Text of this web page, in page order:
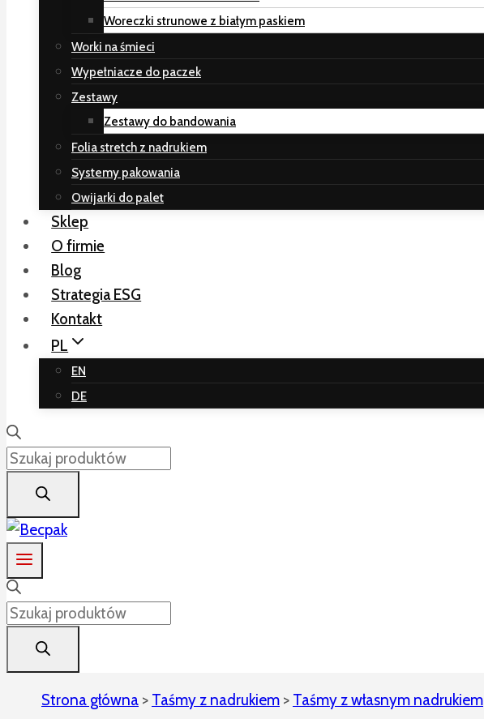
Woreczki strunowe z białym paskiem
Worki na śmieci
Wypełniacze do paczek
Zestawy
Zestawy do bandowania
Folia stretch z nadrukiem
Systemy pakowania
Owijarki do palet
Sklep
O firmie
Blog
Strategia ESG
Kontakt
PL
EN
DE
Wyszukiwarka
produktów
Wyszukiwarka
produktów
Strona główna > Taśmy z nadrukiem > Taśmy z własnym nadrukiem